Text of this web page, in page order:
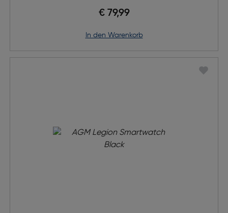
€ 79,99
in den Warenkorb